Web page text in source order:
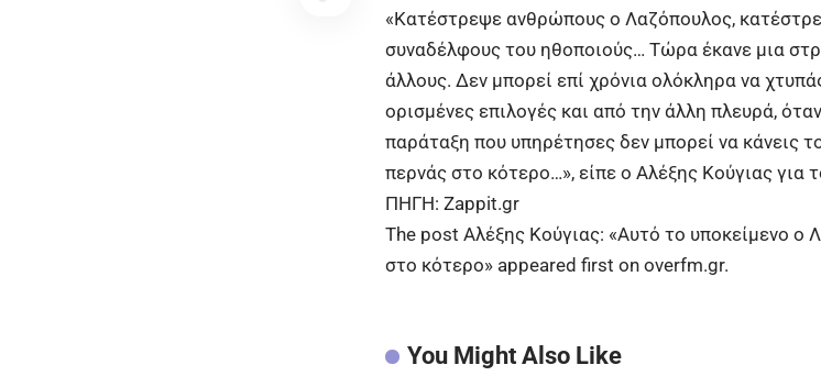
«Κατέστρεψε ανθρώπους ο Λαζόπουλος,
συναδέλφους του ηθοποιούς… Τώρα έκανε μια
άλλους. Δεν μπορεί επί χρόνια ολόκληρα να
ορισμένες επιλογές και από την άλλη πλευρά,
παράταξη που υπηρέτησες δεν μπορεί να κάνεις
περνάς στο κότερο…», είπε ο Αλέξης Κούγιας για
ΠΗΓΗ: Zappit.gr
The post Αλέξης Κούγιας: «Αυτό το υποκείμενο
στο κότερο» appeared first on overfm.gr.
You Might Also Like